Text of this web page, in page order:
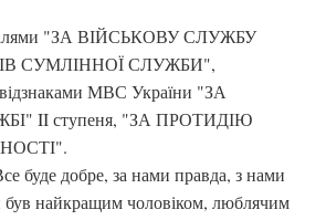
"ЗА ВІЙСЬКОВУ СЛУЖБУ
СУМЛІННОЇ СЛУЖБИ",
МВС України "ЗА
II ступеня, "ЗА ПРОТИДІЮ
буде добре, за нами правда, з нами
був найкращим чоловіком, люблячим